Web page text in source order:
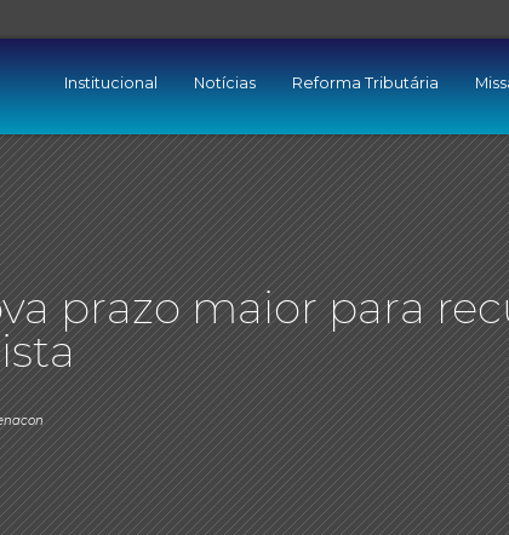
Institucional Notícias Reforma Tributária
prazo maior para